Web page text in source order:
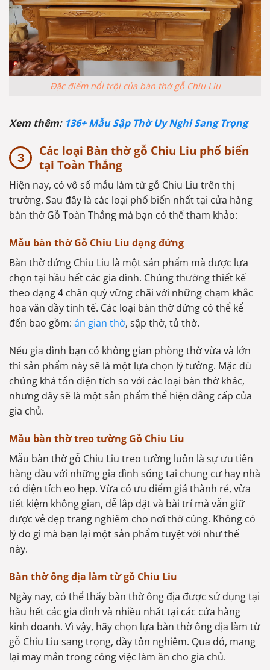
Đặc điểm nổi trội của bàn thờ gỗ Chiu Liu
Xem thêm: 136+ Mẫu Sập Thờ Uy Nghi Sang Trọng
Các loại Bàn thờ gỗ Chiu Liu phổ biến
tại Toàn Thắng
Hiện nay, có vô số mẫu làm từ gỗ Chiu Liu trên thị
trường. Sau đây là các loại phổ biến nhất tại cửa hàng
bàn thờ Gỗ Toàn Thắng mà bạn có thể tham khảo:
Mẫu bàn thờ Gỗ Chiu Liu dạng đứng
Bàn thờ đứng Chiu Liu là một sản phẩm mà được lựa
chọn tại hầu hết các gia đình. Chúng thường thiết kế
theo dạng 4 chân quỳ vững chãi với những chạm khắc
hoa văn đầy tinh tế. Các loại bàn thờ đứng có thể kể
đến bao gồm: án gian thờ, sập thờ, tủ thờ.
Nếu gia đình bạn có không gian phòng thờ vừa và lớn
thì sản phẩm này sẽ là một lựa chọn lý tưởng. Mặc dù
chúng khá tốn diện tích so với các loại bàn thờ khác,
nhưng đây sẽ là một sản phẩm thể hiện đẳng cấp của
gia chủ.
Mẫu bàn thờ treo tường Gỗ Chiu Liu
Mẫu bàn thờ gỗ Chiu Liu treo tường luôn là sự ưu tiên
hàng đầu với những gia đình sống tại chung cư hay nhà
có diện tích eo hẹp. Vừa có ưu điểm giá thành rẻ, vừa
tiết kiệm không gian, dễ lắp đặt và bài trí mà vẫn giữ
được vẻ đẹp trang nghiêm cho nơi thờ cúng. Không có
lý do gì mà bạn lại một sản phẩm tuyệt vời như thế
này.
Bàn thờ ông địa làm từ gỗ Chiu Liu
Ngày nay, có thể thấy bàn thờ ông địa được sử dụng tại
hầu hết các gia đình và nhiều nhất tại các cửa hàng
kinh doanh. Vì vậy, hãy chọn lựa bàn thờ ông địa làm từ
gỗ Chiu Liu sang trọng, đầy tôn nghiêm. Qua đó, mang
lại may mắn trong công việc làm ăn cho gia chủ.